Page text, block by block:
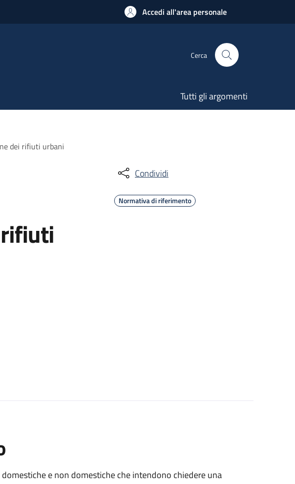
Accedi all'area personale
Cerca
Tutti gli argomenti
dei rifiuti urbani
Condividi
Normativa di riferimento
e non domestiche che intendono chiedere una